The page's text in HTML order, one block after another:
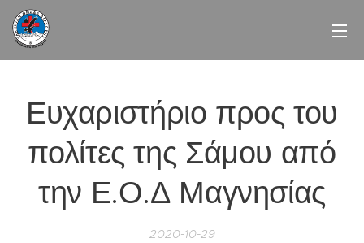
Ευχαριστήριο προς του
πολίτες της Σάμου από
την Ε.Ο.Δ Μαγνησίας
2020-10-29